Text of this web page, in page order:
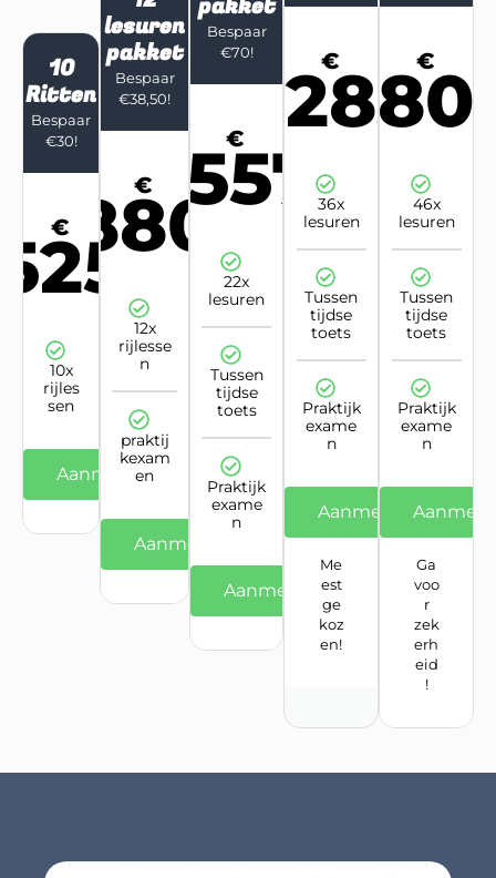
10
Ritten
Bespaar
€30!
€
10x
rijles
sen
Aanmelden
lesuren
pakket
Bespaar
€38,50!
€
880
12x
rijlesse
n
praktij
kexam
en
Aanmelden
Bespaar
€70!
€
1557
22x
lesuren
Tussen
tijdse
toets
Praktijk
exame
n
Aanmelden
€
2285
36x
lesuren
Tussen
tijdse
toets
Praktijk
exame
n
Aanmelden
Me
est
ge
koz
en!
€
46x
lesuren
Tussen
tijdse
toets
Praktijk
exame
n
Ga
voo
r
zek
erh
eid
!